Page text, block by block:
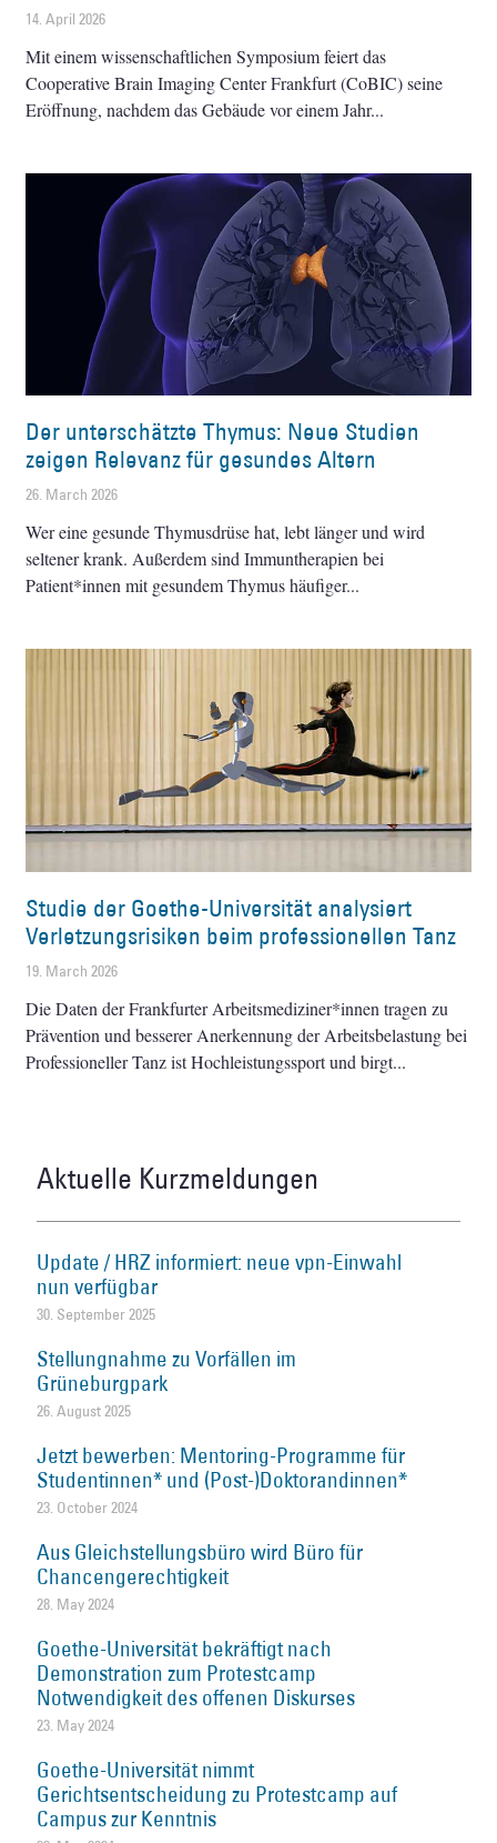
14. April 2026
Mit einem wissenschaftlichen Symposium feiert das
Cooperative Brain Imaging Center Frankfurt (CoBIC) seine
Eröffnung, nachdem das Gebäude vor einem Jahr
Der unterschätzte Thymus: Neue Studien
zeigen Relevanz für gesundes Altern
26. March 2026
Wer eine gesunde Thymusdrüse hat, lebt länger und wird
seltener krank. Außerdem sind Immuntherapien bei
Patient*innen mit gesundem Thymus häufiger
Studie der Goethe-Universität analysiert
Verletzungsrisiken beim professionellen Tanz
19. March 2026
Die Daten der Frankfurter Arbeitsmediziner*innen tragen zu
Prävention und besserer Anerkennung der Arbeitsbelastung bei
Professioneller Tanz ist Hochleistungssport und birgt
Aktuelle Kurzmeldungen
Update / HRZ informiert: neue vpn-Einwahl
nun verfügbar
30. September 2025
Stellungnahme zu Vorfällen im
Grüneburgpark
26. August 2025
Jetzt bewerben: Mentoring-Programme für
Studentinnen* und (Post-)Doktorandinnen*
23. October 2024
Aus Gleichstellungsbüro wird Büro für
Chancengerechtigkeit
28. May 2024
Goethe-Universität bekräftigt nach
Demonstration zum Protestcamp
Notwendigkeit des offenen Diskurses
23. May 2024
Goethe-Universität nimmt
Gerichtsentscheidung zu Protestcamp auf
Campus zur Kenntnis